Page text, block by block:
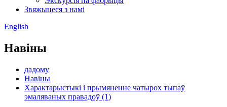
Звяжыцеся з намі
English
Навіны
дадому
Навіны
Характарыстыкі і прымяненне чатырох тыпаў
эмаляваных правадоў (1)